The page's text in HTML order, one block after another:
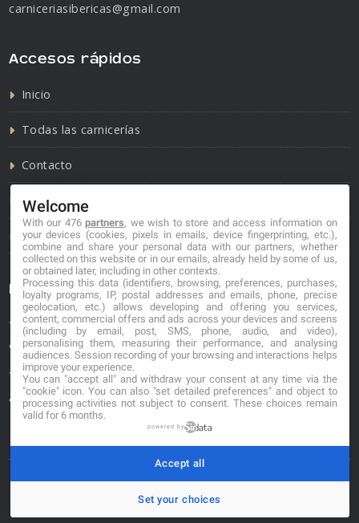
carniceriasibericas@gmail.com
Accesos rápidos
Inicio
Todas las carnicerías
Contacto
Política de cookies
Política de privacidad
Información de contacto
*No se garantiza que los datos mostrados estén
actualizados.
** Los precios mostrados son estimaciones y no se
garantiza su veracidad.
© 2026. carniceriasibericas.com
Welcome
With our 476partners, we wish to store and access information on
your devices (cookies, pixels in emails, device fingerprinting, etc.),
combine and share your personal data with our partners, whether
collected on this website or in our emails, already held by some of us,
or obtained later, including in other contexts.
Processing this data (identifiers, browsing, preferences, purchases,
loyalty programs, IP, postal addresses and emails, phone, precise
geolocation, etc.) allows developing and offering you services,
content, commercial offers and ads across your devices and screens
(including by email, post, SMS, phone, audio, and video),
personalising them, measuring their performance, and analysing
audiences. Session recording of your browsing and interactions helps
improve your experience.
You can "accept all" and withdraw your consent at any time via the
"cookie" icon. You can also "set detailed preferences" and object to
processing activities not subject to consent. These choices remain
valid for 6 months.
powered by
Set your choices
Accept all